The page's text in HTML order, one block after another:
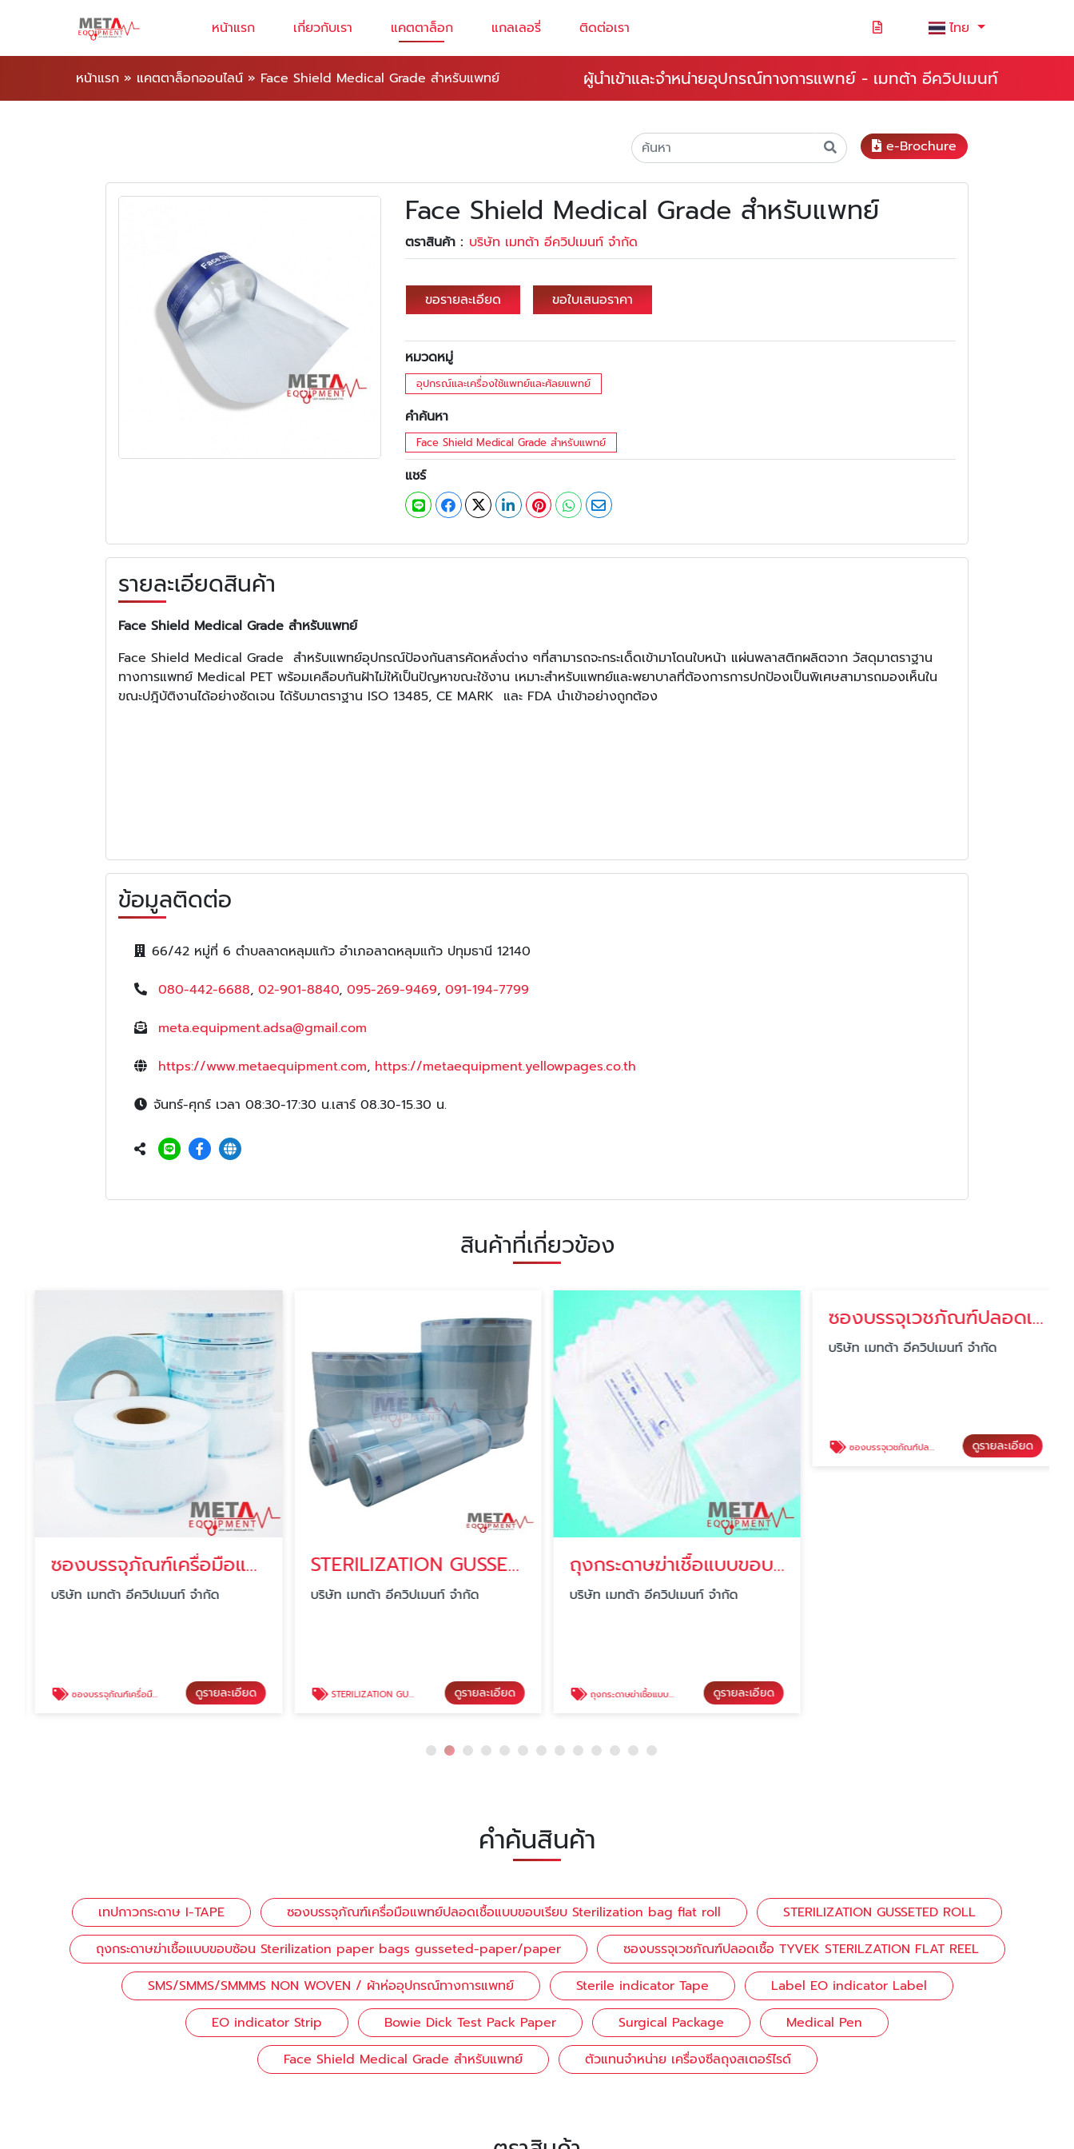
หน้าแรก เกี่ยวกับเรา แคตตาล็อก แกลเลอรี่ ติดต่อเรา ไทย
หน้าแรก » แคตตาล็อกออนไลน์ » Face Shield Medical Grade สำหรับแพทย์ ผู้นำเข้าและจำหน่ายอุปกรณ์ทางการแพทย์ - เมทต้า อีควิปเมนท์
e-Brochure
Face Shield Medical Grade สำหรับแพทย์
ตราสินค้า : บริษัท เมทต้า อีควิปเมนท์ จำกัด
ขอรายละเอียด ขอใบเสนอราคา
หมวดหมู่
อุปกรณ์และเครื่องใช้แพทย์และศัลยแพทย์
คำค้นหา
Face Shield Medical Grade สำหรับแพทย์
แชร์
รายละเอียดสินค้า
Face Shield Medical Grade สำหรับแพทย์
Face Shield Medical Grade สำหรับแพทย์อุปกรณ์ป้องกันสารคัดหลั่งต่าง ๆที่สามารถจะกระเด็ดเข้ามาโดนใบหน้า แผ่นพลาสติกผลิตจาก วัสดุมาตราฐาน
ทางการแพทย์ Medical PET พร้อมเคลือบกันฝ้าไม่ให้เป็นปัญหาขณะใช้งาน เหมาะสำหรับแพทย์และพยาบาลที่ต้องการการปกป้องเป็นพิเศษสามารถมองเห็นใน
ขณะปฎิบัติงานได้อย่างชัดเจน ได้รับมาตราฐาน ISO 13485, CE MARK และ FDA นำเข้าอย่างถูกต้อง
ข้อมูลติดต่อ
66/42 หมู่ที่ 6 ตำบลลาดหลุมแก้ว อำเภอลาดหลุมแก้ว ปทุมธานี 12140
080-442-6688, 02-901-8840, 095-269-9469, 091-194-7799
meta.equipment.adsa@gmail.com
https://www.metaequipment.com, https://metaequipment.yellowpages.co.th
จันทร์-ศุกร์ เวลา 08:30-17:30 น.เสาร์ 08.30-15.30 น.
สินค้าที่เกี่ยวข้อง
ซองบรรจุภัณฑ์เครื่อมือแพทย์ปลอดเชื้อแบบขอบเรียบ Sterilization bag flat roll
บริษัท เมทต้า อีควิปเมนท์ จำกัด
ซองบรรจุภัณฑ์เครื่อมือแพทย์ปลอดเชื้อแบบขอบเรียบ Sterilization bag flat roll ดูรายละเอียด
STERILIZATION GUSSETED ROLL
บริษัท เมทต้า อีควิปเมนท์ จำกัด
STERILIZATION GUSSETED ROLL ดูรายละเอียด
ถุงกระดาษฆ่าเชื้อแบบขอบซ้อน Sterilization paper bags gusseted-paper/paper
บริษัท เมทต้า อีควิปเมนท์ จำกัด
ถุงกระดาษฆ่าเชื้อแบบขอบซ้อน Sterilization paper bags gusseted-paper/paper ดูรายละเอียด
คำค้นสินค้า
เทปกาวกระดาษ I-TAPE ซองบรรจุภัณฑ์เครื่อมือแพทย์ปลอดเชื้อแบบขอบเรียบ Sterilization bag flat roll
STERILIZATION GUSSETED ROLL
ถุงกระดาษฆ่าเชื้อแบบขอบซ้อน Sterilization paper bags gusseted-paper/paper
ซองบรรจุเวชภัณฑ์ปลอดเชื้อ TYVEK STERILZATION FLAT REEL
SMS/SMMS/SMMMS NON WOVEN / ผ้าห่ออุปกรณ์ทางการแพทย์
Sterile indicator Tape
Label EO indicator Label
EO indicator Strip
Bowie Dick Test Pack Paper Surgical Package
Medical Pen
Face Shield Medical Grade สำหรับแพทย์
ตัวแทนจำหน่าย เครื่องซีลถุงสเตอร์ไรด์